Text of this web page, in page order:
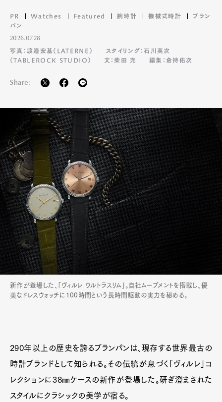
PR Watches Featured 腕時計 機械式時計
ブラン
パン
2026.07.28
写真：渡邉宏基（LATERNE）
スタイリング：石川英次
（TABLEROCK STUDIO）
文：柴田 充 編集：倉持佑次
Share:
新作が登場した、「ヴィルレ ウルトラスリム」。自社ムーブメントを搭載し、優
美なドレスウォッチに100時間という長時間駆動の実力を秘める。
290年以上の歴史を誇るブランパンは、現存する世界最古の
時計ブランドとして知られる。その伝統が息づく「ヴィルレ」コ
レクションに38㎜ケースの新作が登場した。研ぎ澄まされた
スタイルにクラシックの美学が宿る。